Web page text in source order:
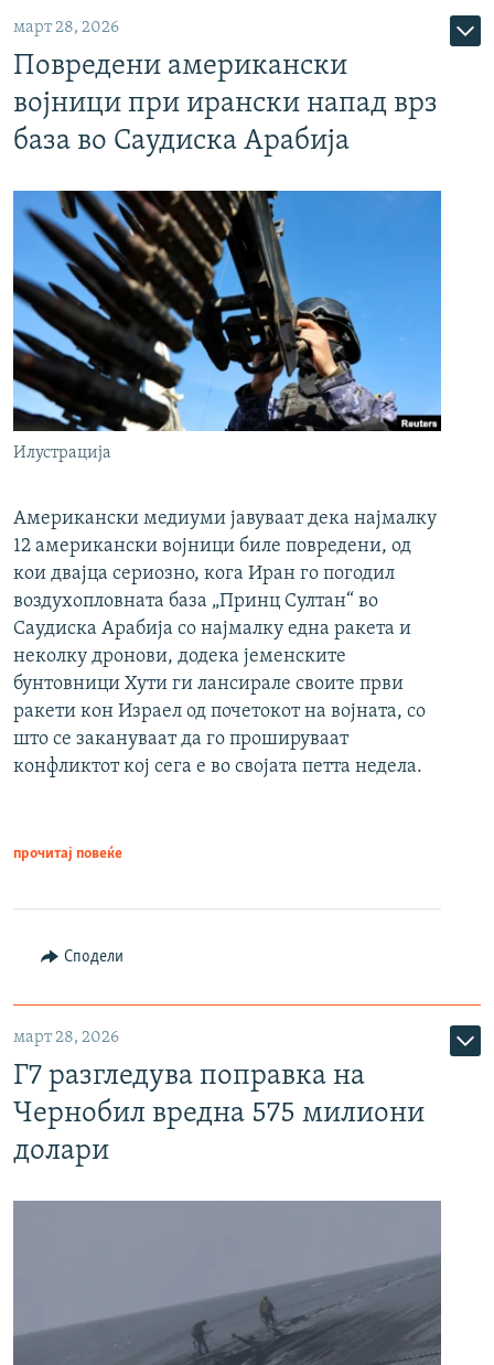
март 28, 2026
Повредени американски
војници при ирански напад врз
база во Саудиска Арабија
Илустрација
Американски медиуми јавуваат дека најмалку
12 американски војници биле повредени, од
кои двајца сериозно, кога Иран го погодил
воздухопловната база „Принц Султан“ во
Саудиска Арабија со најмалку една ракета и
неколку дронови, додека јеменските
бунтовници Хути ги лансирале своите први
ракети кон Израел од почетокот на војната, со
што се закануваат да го прошируваат
конфликтот кој сега е во својата петта недела.
прочитај повеќе
Сподели
март 28, 2026
Г7 разгледува поправка на
Чернобил вредна 575 милиони
долари